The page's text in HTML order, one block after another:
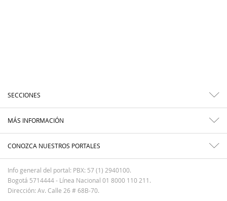
SECCIONES
MÁS INFORMACIÓN
CONOZCA NUESTROS PORTALES
Info general del portal: PBX: 57 (1) 2940100.
Bogotá 5714444 - Línea Nacional 01 8000 110 211.
Dirección: Av. Calle 26 # 68B-70.